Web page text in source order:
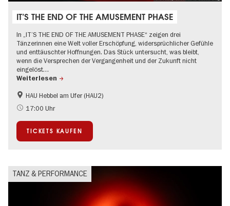
IT’S THE END OF THE AMUSEMENT PHASE
In „IT’S THE END OF THE AMUSEMENT PHASE“ zeigen drei
Tänzerinnen eine Welt voller Erschöpfung, widersprüchlicher Gefühle
und enttäuschter Hoffnungen. Das Stück untersucht, was bleibt,
wenn die Versprechen der Vergangenheit und der Zukunft nicht
eingelöst…
Weiterlesen
HAU Hebbel am Ufer (HAU2)
17:00 Uhr
TICKETS KAUFEN
TANZ & PERFORMANCE